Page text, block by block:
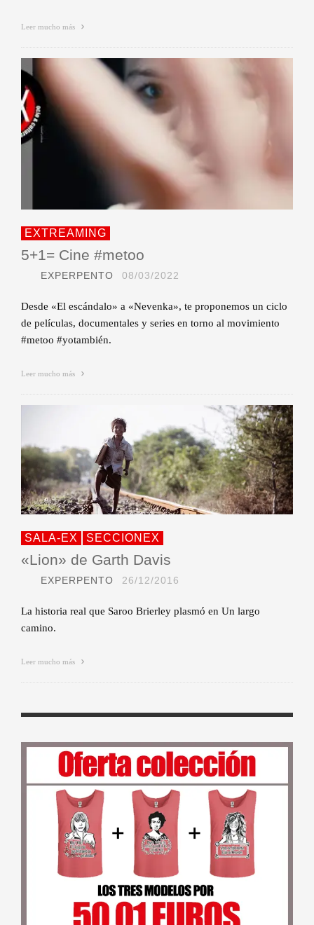
Leer mucho más
EXTREAMING
5+1= Cine #metoo
EXPERPENTO 08/03/2022
Desde «El escándalo» a «Nevenka», te proponemos un ciclo
de películas, documentales y series en torno al movimiento
#metoo #yotambién.
Leer mucho más
SALA-EX SECCIONEX
«Lion» de Garth Davis
EXPERPENTO 26/12/2016
La historia real que Saroo Brierley plasmó en Un largo
camino.
Leer mucho más